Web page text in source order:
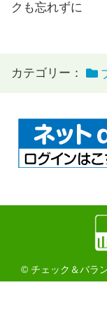
クも忘れずに
カテゴリー：
© チェック＆バラ